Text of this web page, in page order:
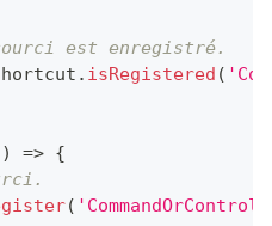
est enregistré.
. isRegistered (
) => {
(